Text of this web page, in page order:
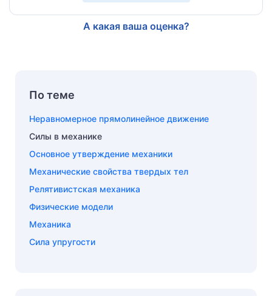
А какая ваша оценка?
По теме
Неравномерное прямолинейное движение
Силы в механике
Основное утверждение механики
Механические свойства твердых тел
Релятивистская механика
Физические модели
Механика
Сила упругости